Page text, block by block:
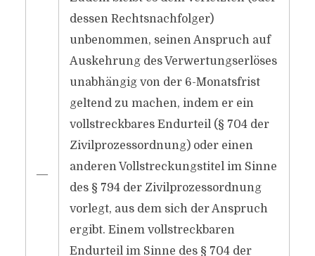
―
dessen Rechtsnachfolger)
unbenommen, seinen Anspruch auf
Auskehrung des Verwertungserlöses
unabhängig von der 6-Monatsfrist
geltend zu machen, indem er ein
vollstreckbares Endurteil (§ 704 der
Zivilprozessordnung) oder einen
anderen Vollstreckungstitel im Sinne
des § 794 der Zivilprozessordnung
vorlegt, aus dem sich der Anspruch
ergibt. Einem vollstreckbaren
Endurteil im Sinne des § 704 der